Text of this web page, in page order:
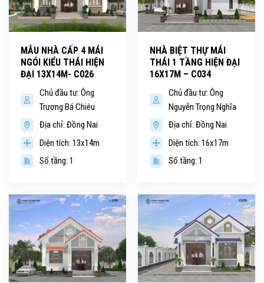
MẪU NHÀ CẤP 4 MÁI
NGÓI KIỂU THÁI HIỆN
ĐẠI 13X14M- C026
Chủ đầu tư: Ông
Trương Bá Chiêu
Địa chỉ: Đồng Nai
Diện tích: 13x14m
Số tầng: 1
NHÀ BIỆT THỰ MÁI
THÁI 1 TẦNG HIỆN ĐẠI
16X17M – C034
Chủ đầu tư: Ông
Nguyễn Trọng Nghĩa
Địa chỉ: Đồng Nai
Diện tích: 16x17m
Số tầng: 1